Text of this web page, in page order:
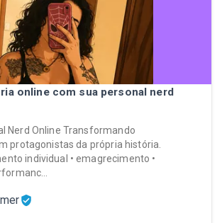
online com sua personal nerd
Nerd Online Transformando
protagonistas da própria história.
individual • emagrecimento •